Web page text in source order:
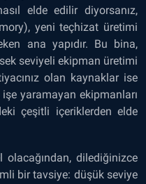
elde edilir diyorsanız,
yeni teçhizat üretimi
ana yapıdır. Bu bina,
seviyeli ekipman üretimi
olan kaynaklar ise
yaramayan ekipmanları
çeşitli içeriklerden elde
dilediğinizce
bir tavsiye: düşük seviye